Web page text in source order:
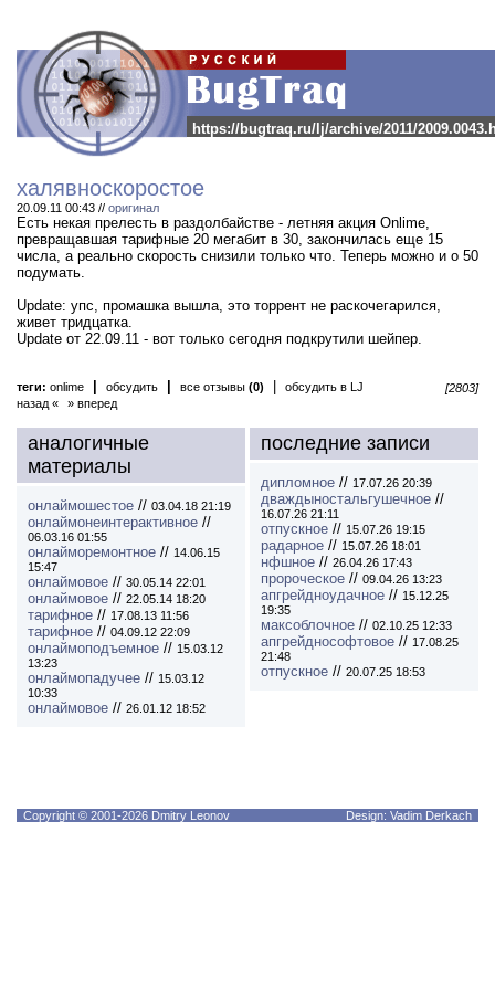
https://bugtraq.ru/lj/archive/2011/
халявноскоростое
20.09.11 00:43 // оригинал
Есть некая прелесть в раздолбайстве - летняя акция Onlime,
превращавшая тарифные 20 мегабит в 30, закончилась еще 15
числа, а реально скорость снизили только что. Теперь можно и о 50
подумать.
Update: упс, промашка вышла, это торрент не раскочегарился,
живет тридцатка.
Update от 22.09.11 - вот только сегодня подкрутили шейпер.
теги: onlime обсудить все отзывы (0) обсудить в LJ
[2803]
назад «
» вперед
аналогичные
материалы
онлаймошестое // 03.04.18 21:19
онлаймонеинтерактивное //
06.03.16 01:55
онлайморемонтное // 14.06.15
15:47
онлаймовое // 30.05.14 22:01
онлаймовое // 22.05.14 18:20
тарифное // 17.08.13 11:56
тарифное // 04.09.12 22:09
онлаймоподъемное // 15.03.12
13:23
онлаймопадучее // 15.03.12
10:33
онлаймовое // 26.01.12 18:52
последние записи
дипломное // 17.07.26 20:39
дваждыностальгушечное //
16.07.26 21:11
отпускное // 15.07.26 19:15
радарное // 15.07.26 18:01
нфшное // 26.04.26 17:43
пророческое // 09.04.26 13:23
апгрейдноудачное // 15.12.25
19:35
максоблочное // 02.10.25 12:33
апгрейднософтовое // 17.08.25
21:48
отпускное // 20.07.25 18:53
Copyright © 2001-2026 Dmitry Leonov Design: Vadim Derkach